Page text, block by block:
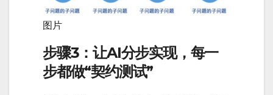
图片
步骤3：让AI分步实现，每一
步都做“契约测试”